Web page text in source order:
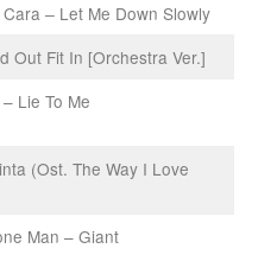
‒ Let Me Down Slowly
Out Fit In [Orchestra Ver.]
Lie To Me
(Ost. The Way I Love
Man – Giant